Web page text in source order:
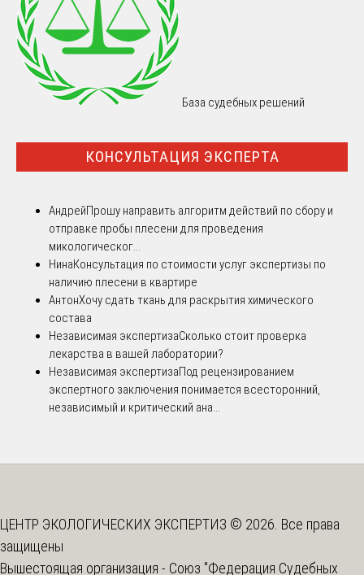
База судебных решений
КОНСУЛЬТАЦИЯ ЭКСПЕРТА
АндрейПрошу направить алгоритм действий по сбору и
отправке пробы плесени для проведения
микологическог...
НинаКонсультация по стоимости услуг экспертизы по
наличию плесени в квартире
АнтонХочу сдать ткань для раскрытия химического
состава
Независимая экспертизаСколько стоит проверка
лекарства в вашей лаборатории?
Независимая экспертизаПод рецензированием
экспертного заключения понимается всесторонний,
независимый и критический ана...
ЦЕНТР ЭКОЛОГИЧЕСКИХ ЭКСПЕРТИЗ © 2026. Все права
защищены
Вышестоящая организация - Союз "Федерация Судебных